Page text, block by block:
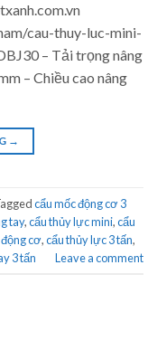
cau-thuy-luc-mini-
– Tải trọng nâng
– Chiều cao nâng
→
cẩu mốc động cơ 3
tay,cẩu thủy lực mini,cẩu
cơ,cẩu thủy lực 3 tấn,
3 tấn Leave a comment